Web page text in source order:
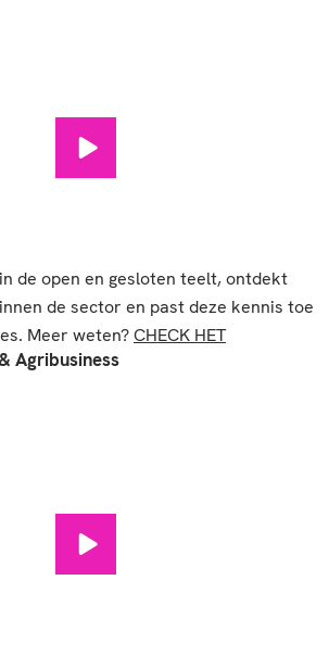
Horticulture & Business
de open en gesloten teelt, ontdekt
de sector en past deze kennis toe
Meer weten?CHECK HET
Agribusiness
International Food &